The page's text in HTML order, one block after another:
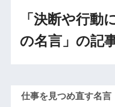
「決断や行動
の名言」の記
仕事を見つめ直す名言